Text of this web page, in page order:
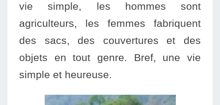
vie simple, les hommes sont
agriculteurs, les femmes fabriquent
des sacs, des couvertures et des
objets en tout genre. Bref, une vie
simple et heureuse.